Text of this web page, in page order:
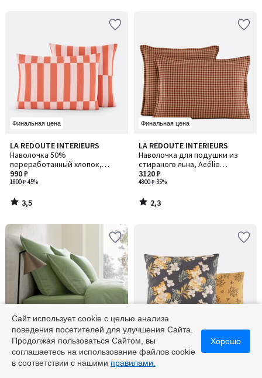
Финальная цена
LA REDOUTE INTERIEURS
Наволочка 50%
переработанный хлопок,
Tabaka / Табака, красная
1800 ₽-45%
990 ₽
3,5
/ 5
3,5
/
Финальная цена
LA REDOUTE INTERIEURS
Наволочка для подушки из
стираного льна, Acélie
Bordeaux / Асели Бордо
4800 ₽-35%
3120 ₽
2,3
/ 5
2,3
/
Финальная цена
AM.PM
Наволочка из стираной
4,6
/ 5
LA REDOUTE INTERIEURS
Наволочка из стиранного
Сайт использует cookie с целью анализа
поведения посетителей для улучшения Сайта.
Продолжая пользоваться Сайтом, вы
соглашаетесь на использование файлов cookie
в соответствии с нашими правилами.
Хорошо